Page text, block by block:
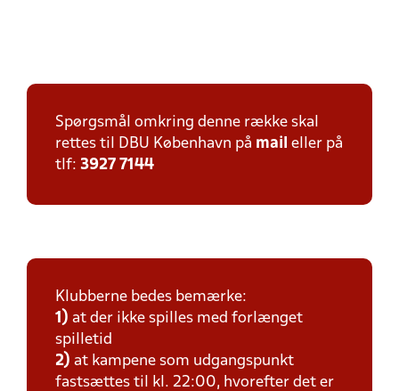
Spørgsmål omkring denne række skal
rettes til DBU København på mail eller på
tlf: 3927 7144
Klubberne bedes bemærke:
1) at der ikke spilles med forlænget
spilletid
2) at kampene som udgangspunkt
fastsættes til kl. 22:00, hvorefter det er